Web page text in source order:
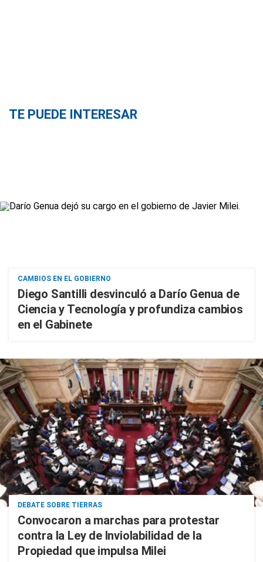
TE PUEDE INTERESAR
CAMBIOS EN EL GOBIERNO
Diego Santilli desvinculó a Darío Genua de
Ciencia y Tecnología y profundiza cambios
en el Gabinete
DEBATE SOBRE TIERRAS
Convocaron a marchas para protestar
contra la Ley de Inviolabilidad de la
Propiedad que impulsa Milei